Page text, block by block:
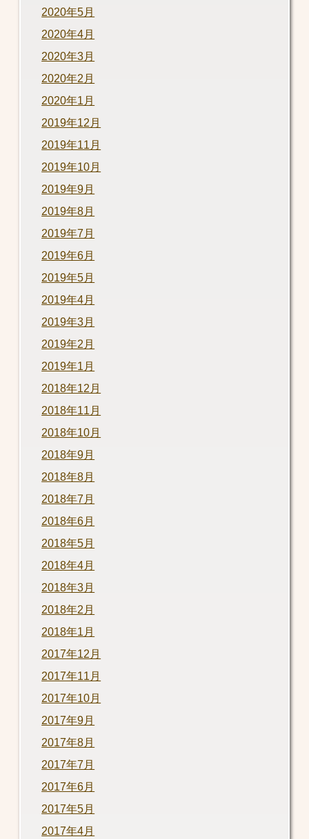
2020年5月
2020年4月
2020年3月
2020年2月
2020年1月
2019年12月
2019年11月
2019年10月
2019年9月
2019年8月
2019年7月
2019年6月
2019年5月
2019年4月
2019年3月
2019年2月
2019年1月
2018年12月
2018年11月
2018年10月
2018年9月
2018年8月
2018年7月
2018年6月
2018年5月
2018年4月
2018年3月
2018年2月
2018年1月
2017年12月
2017年11月
2017年10月
2017年9月
2017年8月
2017年7月
2017年6月
2017年5月
2017年4月